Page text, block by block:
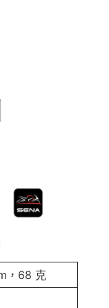
，68 克